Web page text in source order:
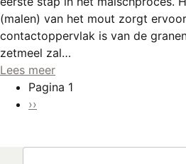
(malen) van het mout zorgt
contactoppervlak is van de
zetmeel zal…
Lees meer
Paginering
Pagina 1
Volgende
››